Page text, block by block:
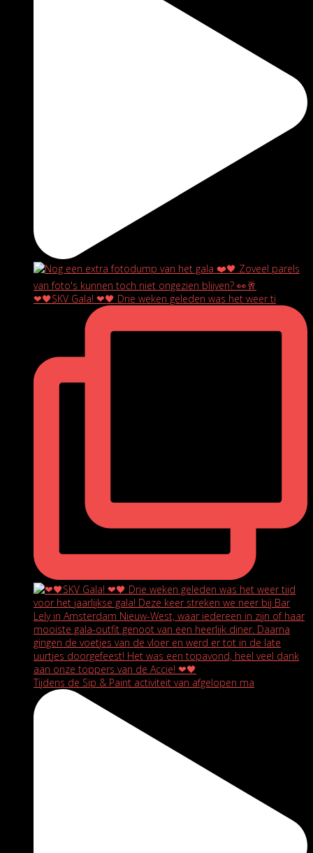
❤🖤SKV Gala! ❤🖤 Drie weken geleden was het weer ti
Tijdens de Sip & Paint activiteit van afgelopen ma